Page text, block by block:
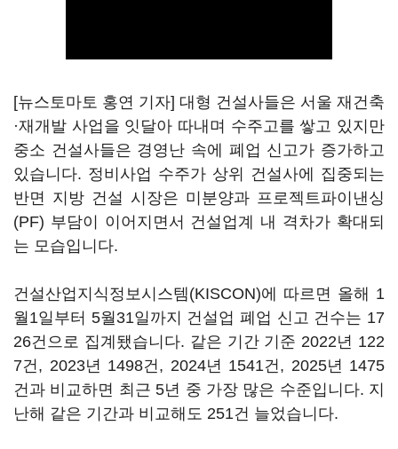
[뉴스토마토 홍연 기자] 대형 건설사들은 서울 재건축
·재개발 사업을 잇달아 따내며 수주고를 쌓고 있지만
중소 건설사들은 경영난 속에 폐업 신고가 증가하고
있습니다. 정비사업 수주가 상위 건설사에 집중되는
반면 지방 건설 시장은 미분양과 프로젝트파이낸싱
(PF) 부담이 이어지면서 건설업계 내 격차가 확대되
는 모습입니다.
건설산업지식정보시스템(KISCON)에 따르면 올해 1
월1일부터 5월31일까지 건설업 폐업 신고 건수는 17
26건으로 집계됐습니다. 같은 기간 기준 2022년 122
7건, 2023년 1498건, 2024년 1541건, 2025년 1475
건과 비교하면 최근 5년 중 가장 많은 수준입니다. 지
난해 같은 기간과 비교해도 251건 늘었습니다.